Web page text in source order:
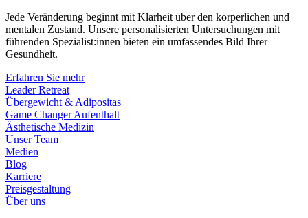
Jede Veränderung beginnt mit Klarheit über den körperlichen und
mentalen Zustand. Unsere personalisierten Untersuchungen mit
führenden Spezialist:innen bieten ein umfassendes Bild Ihrer
Gesundheit.
Erfahren Sie mehr
Leader Retreat
Übergewicht & Adipositas
Game Changer Aufenthalt
Ästhetische Medizin
Unser Team
Medien
Blog
Karriere
Preisgestaltung
Über uns